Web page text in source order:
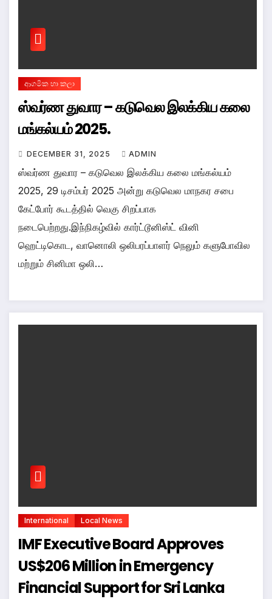
ආගමික හා කලා
ஸ்வர்ண துவார – கடுவெல இலக்கிய கலை
மங்கல்யம் 2025.
DECEMBER 31, 2025 ADMIN
ஸ்வர்ண துவார – கடுவெல இலக்கிய கலை மங்கல்யம்
2025, 29 டிசம்பர் 2025 அன்று கடுவெல மாநகர சபை
கேட்போர் கூடத்தில் வெகு சிறப்பாக
நடைபெற்றது.இந்நிகழ்வில் கார்ட்டூனிஸ்ட் வினி
ஹெட்டிகொட, வானொலி ஒலிபரப்பாளர் நெலும் களுபோவில
மற்றும் சினிமா ஒலி…
International Local News
IMF Executive Board Approves
US$206 Million in Emergency
Financial Support for Sri Lanka